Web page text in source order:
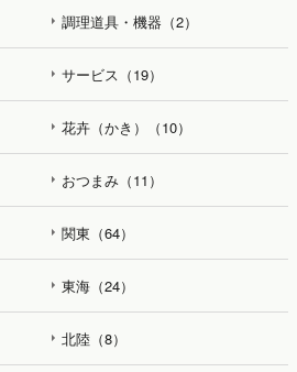
調理道具・機器（2）
サービス（19）
花卉（かき）（10）
おつまみ（11）
関東（64）
東海（24）
北陸（8）